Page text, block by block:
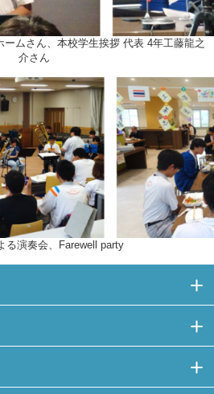
ムさん、本校学生挨拶 代表 4年工藤龍之
介さん
る演奏会、Farewell party